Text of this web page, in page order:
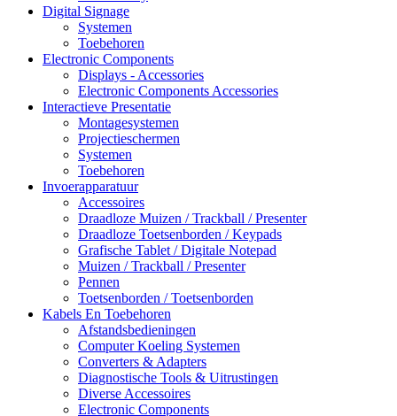
Digital Signage
Systemen
Toebehoren
Electronic Components
Displays - Accessories
Electronic Components Accessories
Interactieve Presentatie
Montagesystemen
Projectieschermen
Systemen
Toebehoren
Invoerapparatuur
Accessoires
Draadloze Muizen / Trackball / Presenter
Draadloze Toetsenborden / Keypads
Grafische Tablet / Digitale Notepad
Muizen / Trackball / Presenter
Pennen
Toetsenborden / Toetsenborden
Kabels En Toebehoren
Afstandsbedieningen
Computer Koeling Systemen
Converters & Adapters
Diagnostische Tools & Uitrustingen
Diverse Accessoires
Electronic Components